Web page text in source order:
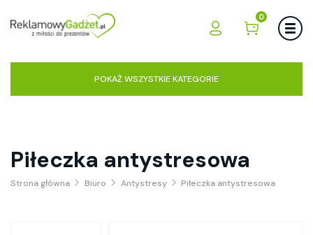
0
POKAŻ WSZYSTKIE KATEGORIE
Piłeczka antystresowa
Strona główna Biuro Antystresy Piłeczka antystresowa